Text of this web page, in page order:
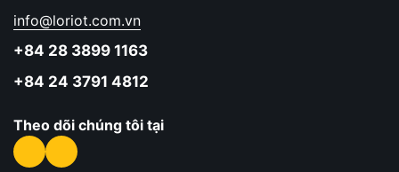
info@loriot.com.vn
+84 28 3899 1163
+84 24 3791 4812
Theo dõi chúng tôi tại